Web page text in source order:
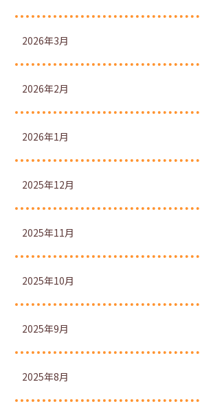
2026年3月
2026年2月
2026年1月
2025年12月
2025年11月
2025年10月
2025年9月
2025年8月